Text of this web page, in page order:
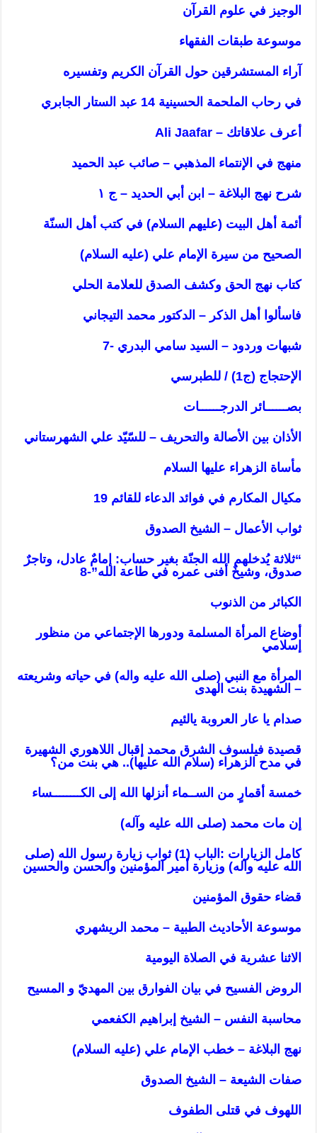
الوجيز في علوم القرآن
موسوعة طبقات الفقهاء
آراء المستشرقين حول القرآن الكريم وتفسيره
في رحاب الملحمة الحسينية 14 عبد الستار الجابري
أعرف علاقاتك – Ali Jaafar
منهج في الإنتماء المذهبي – صائب عبد الحميد
شرح نهج البلاغة – ابن أبي الحديد – ج ١
أئمة أهل البيت (عليهم السلام) في كتب أهل السنّة
الصحيح من سيرة الإمام علي (عليه السلام)
كتاب نهج الحق وكشف الصدق للعلامة الحلي
فاسألوا أهل الذكر – الدكتور محمد التيجاني
شبهات وردود – السيد سامي البدري -7
الإحتجاج (ج1) / للطبرسي
بصــــــائر الدرجــــــات
الأذان بين الأصالة والتحريف – للسّيّد علي الشهرستاني
مأساة الزهراء عليها السلام
مكيال المكارم في فوائد الدعاء للقائم 19
ثواب الأعمال – الشيخ الصدوق
“ثلاثة يُدخلهم الله الجنّة بغير حساب: إمامٌ عادل، وتاجرٌ
صدوق، وشيخٌ أفنى عمره في طاعة الله”-8
الكبائر من الذنوب
أوضاع المرأة المسلمة ودورها الإجتماعي من منظور
إسلامي
المرأة مع النبي (صلى الله عليه واله) في حياته وشريعته
– الشهيدة بنت الهدى
صدام يا عار العروبة يالئيم
قصيدة فيلسوف الشرق محمد إقبال اللاهوري الشهيرة
في مدح الزهراء (سلام الله عليها).. هي بنت من؟
خمسة أقمارٍ من الســماء أنزلها الله إلى الكــــــــساء
إن مات محمد (صلى الله عليه وآله)
كامل الزيارات :الباب (1) ثواب زيارة رسول الله (صلى
الله عليه وآله) وزيارة أمير المؤمنين والحسن والحسين
قضاء حقوق المؤمنين
موسوعة الأحاديث الطبية – محمد الريشهري
الاثنا عشرية في الصلاة اليومية
الروض الفسيح في بيان الفوارق بين المهديّ و المسيح
محاسبة النفس – الشيخ إبراهيم الكفعمي
نهج البلاغة – خطب الإمام علي (عليه السلام)
صفات الشيعة – الشيخ الصدوق
اللهوف في قتلى الطفوف